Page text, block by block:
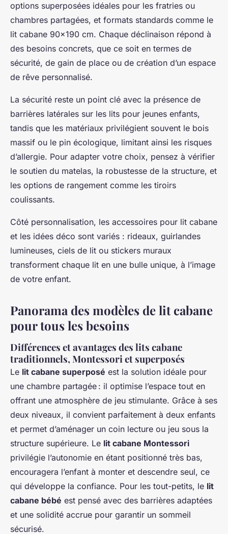
options superposées idéales pour les fratries ou
chambres partagées, et formats standards comme le
lit cabane 90x190 cm. Chaque déclinaison répond à
des besoins concrets, que ce soit en termes de
sécurité, de gain de place ou de création d’un espace
de rêve personnalisé.
La sécurité reste un point clé avec la présence de
barrières latérales sur les lits pour jeunes enfants,
tandis que les matériaux privilégient souvent le bois
massif ou le pin écologique, limitant ainsi les risques
d’allergie. Pour adapter votre choix, pensez à vérifier
le soutien du matelas, la robustesse de la structure, et
les options de rangement comme les tiroirs
coulissants.
Côté personnalisation, les accessoires pour lit cabane
et les idées déco sont variés : rideaux, guirlandes
lumineuses, ciels de lit ou stickers muraux
transforment chaque lit en une bulle unique, à l’image
de votre enfant.
Panorama des modèles de lit cabane
pour tous les besoins
Différences et avantages des lits cabane
traditionnels, Montessori et superposés
Le lit cabane superposé est la solution idéale pour
une chambre partagée : il optimise l’espace tout en
offrant une atmosphère de jeu stimulante. Grâce à ses
deux niveaux, il convient parfaitement à deux enfants
et permet d’aménager un coin lecture ou jeu sous la
structure supérieure. Le lit cabane Montessori
privilégie l’autonomie en étant positionné très bas,
encouragera l’enfant à monter et descendre seul, ce
qui développe la confiance. Pour les tout-petits, le lit
cabane bébé est pensé avec des barrières adaptées
et une solidité accrue pour garantir un sommeil
sécurisé.